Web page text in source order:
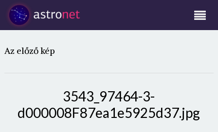
Az előző kép
3543_97464-3-
d000008F87ea1e5925d37.jpg